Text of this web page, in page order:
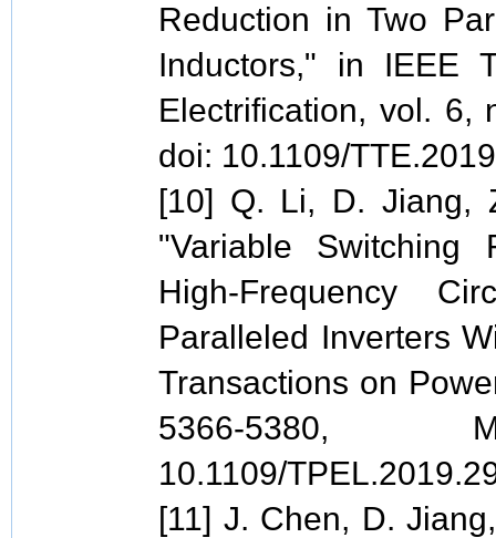
Reduction in Two
Inductors," in IEEE
Electrification, vol. 6,
doi: 10.1109/
[10] Q. Li, D. Jiang,
"Variable Switching
High-Frequency
Paralleled Inverters
Transactions on
5366-
10.1109/
[11] J. Chen, D.